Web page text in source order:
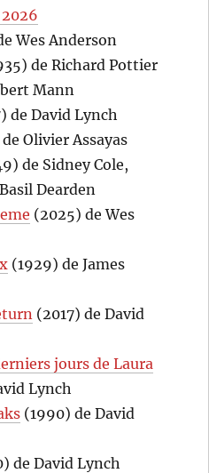
Wes Anderson
de Richard Pottier
Mann
de David Lynch
Olivier Assayas
de Sidney Cole,
Dearden
(2025) de Wes
(1929) de James
(2017) de David
jours de Laura
Lynch
(1990) de David
de David Lynch